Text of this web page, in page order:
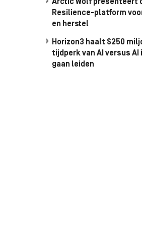
Arctic Wolf presenteert
Resilience-platform
en herstel
Horizon3 haalt $250
tijdperk van AI versus
gaan leiden